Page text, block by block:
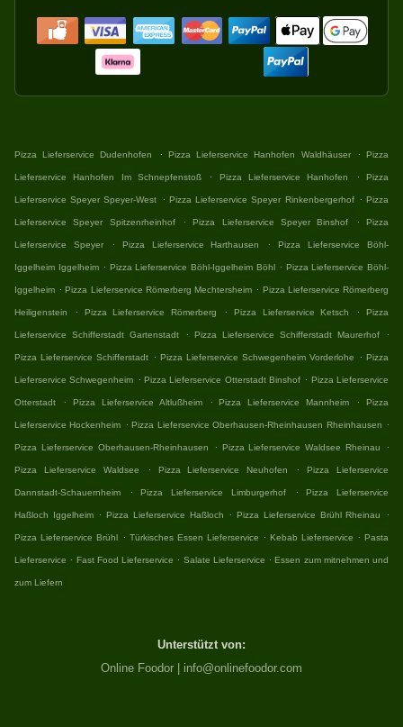
Pizza Lieferservice Dudenhofen . Pizza Lieferservice Hanhofen Waldhäuser . Pizza
Lieferservice Hanhofen Im Schnepfenstoß . Pizza Lieferservice Hanhofen . Pizza
Lieferservice Speyer Speyer-West . Pizza Lieferservice Speyer Rinkenbergerhof . Pizza
Lieferservice Speyer Spitzenrheinhof . Pizza Lieferservice Speyer Binshof . Pizza
Lieferservice Speyer . Pizza Lieferservice Harthausen . Pizza Lieferservice Böhl-
Iggelheim Iggelheim . Pizza Lieferservice Böhl-Iggelheim Böhl . Pizza Lieferservice Böhl-
Iggelheim . Pizza Lieferservice Römerberg Mechtersheim . Pizza Lieferservice Römerberg
Heiligenstein . Pizza Lieferservice Römerberg . Pizza Lieferservice Ketsch . Pizza
Lieferservice Schifferstadt Gartenstadt . Pizza Lieferservice Schifferstadt Maurerhof .
Pizza Lieferservice Schifferstadt . Pizza Lieferservice Schwegenheim Vorderlohe . Pizza
Lieferservice Schwegenheim . Pizza Lieferservice Otterstadt Binshof . Pizza Lieferservice
Otterstadt . Pizza Lieferservice Altlußheim . Pizza Lieferservice Mannheim . Pizza
Lieferservice Hockenheim . Pizza Lieferservice Oberhausen-Rheinhausen Rheinhausen .
Pizza Lieferservice Oberhausen-Rheinhausen . Pizza Lieferservice Waldsee Rheinau .
Pizza Lieferservice Waldsee . Pizza Lieferservice Neuhofen . Pizza Lieferservice
Dannstadt-Schauernheim . Pizza Lieferservice Limburgerhof . Pizza Lieferservice
Haßloch Iggelheim . Pizza Lieferservice Haßloch . Pizza Lieferservice Brühl Rheinau .
Pizza Lieferservice Brühl . Türkisches Essen Lieferservice . Kebab Lieferservice . Pasta
Lieferservice . Fast Food Lieferservice . Salate Lieferservice . Essen zum mitnehmen und
zum Liefern
Unterstützt von:
Online Foodor | info@onlinefoodor.com